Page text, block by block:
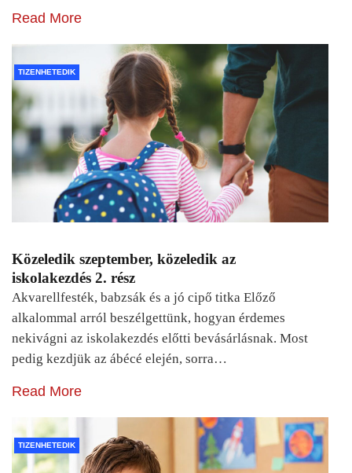
Read More
TIZENHETEDIK
Közeledik szeptember, közeledik az
iskolakezdés 2. rész
Akvarellfesték, babzsák és a jó cipő titka Előző
alkalommal arról beszélgettünk, hogyan érdemes
nekivágni az iskolakezdés előtti bevásárlásnak. Most
pedig kezdjük az ábécé elején, sorra…
Read More
TIZENHETEDIK